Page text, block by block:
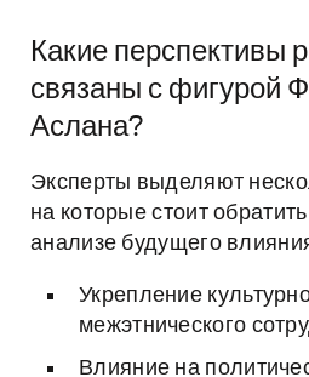
Какие перспективы
связаны с фигурой
Аслана?
Эксперты выделяют
на которые стоит
анализе будущего
Укрепление
межэтнического
Влияние на